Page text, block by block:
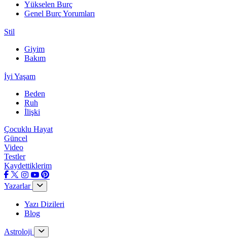
Yükselen Burç
Genel Burç Yorumları
Stil
Giyim
Bakım
İyi Yaşam
Beden
Ruh
İlişki
Çocuklu Hayat
Güncel
Video
Testler
Kaydettiklerim
Yazarlar
Yazı Dizileri
Blog
Astroloji